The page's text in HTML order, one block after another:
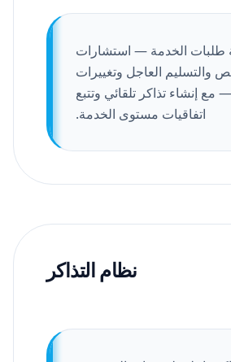
طلبات الخدمة — استشارات
والتسليم العاجل وتغييرات
مع إنشاء تذاكر تلقائي وتتبع
اتفاقيات مستوى الخدمة.
نظام التذاكر